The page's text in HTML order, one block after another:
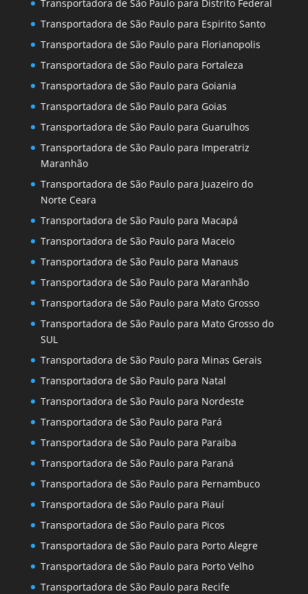
Transportadora de São Paulo para Distrito Federal
Transportadora de São Paulo para Espirito Santo
Transportadora de São Paulo para Florianopolis
Transportadora de São Paulo para Fortaleza
Transportadora de São Paulo para Goiania
Transportadora de São Paulo para Goias
Transportadora de São Paulo para Guarulhos
Transportadora de São Paulo para Imperatriz
Maranhão
Transportadora de São Paulo para Juazeiro do
Norte Ceara
Transportadora de São Paulo para Macapá
Transportadora de São Paulo para Maceio
Transportadora de São Paulo para Manaus
Transportadora de São Paulo para Maranhão
Transportadora de São Paulo para Mato Grosso
Transportadora de São Paulo para Mato Grosso do
SUL
Transportadora de São Paulo para Minas Gerais
Transportadora de São Paulo para Natal
Transportadora de São Paulo para Nordeste
Transportadora de São Paulo para Pará
Transportadora de São Paulo para Paraiba
Transportadora de São Paulo para Paraná
Transportadora de São Paulo para Pernambuco
Transportadora de São Paulo para Piauí
Transportadora de São Paulo para Picos
Transportadora de São Paulo para Porto Alegre
Transportadora de São Paulo para Porto Velho
Transportadora de São Paulo para Recife